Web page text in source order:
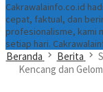
Cakrawalainfo.co.id
cepat, faktual, dan
profesionalisme, kami
setiap hari.
Beranda Berita
Kencang dan